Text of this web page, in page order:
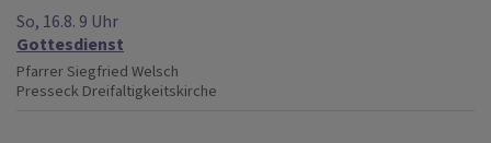
So, 16.8. 9 Uhr
Gottesdienst
Pfarrer Siegfried Welsch
Presseck Dreifaltigkeitskirche